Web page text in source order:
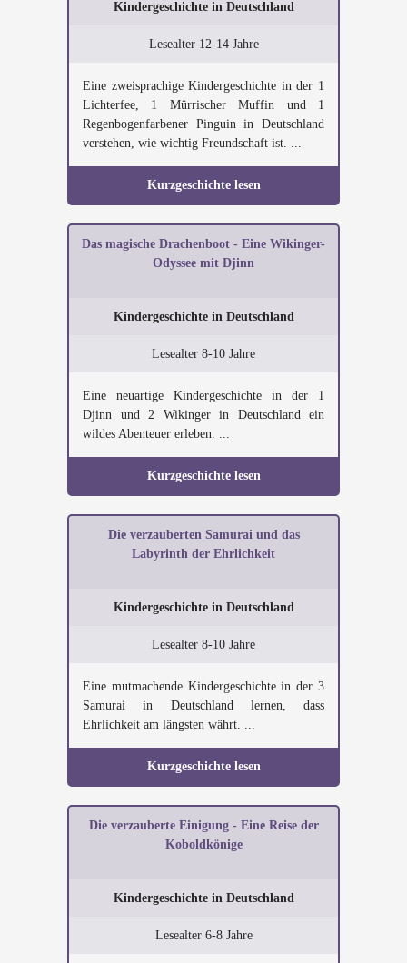
Kindergeschichte in Deutschland
Lesealter 12-14 Jahre
Eine zweisprachige Kindergeschichte in der 1
Lichterfee, 1 Mürrischer Muffin und 1
Regenbogenfarbener Pinguin in Deutschland
verstehen, wie wichtig Freundschaft ist. ...
Kurzgeschichte lesen
Das magische Drachenboot - Eine Wikinger-
Odyssee mit Djinn
Kindergeschichte in Deutschland
Lesealter 8-10 Jahre
Eine neuartige Kindergeschichte in der 1
Djinn und 2 Wikinger in Deutschland ein
wildes Abenteuer erleben. ...
Kurzgeschichte lesen
Die verzauberten Samurai und das
Labyrinth der Ehrlichkeit
Kindergeschichte in Deutschland
Lesealter 8-10 Jahre
Eine mutmachende Kindergeschichte in der 3
Samurai in Deutschland lernen, dass
Ehrlichkeit am längsten währt. ...
Kurzgeschichte lesen
Die verzauberte Einigung - Eine Reise der
Koboldkönige
Kindergeschichte in Deutschland
Lesealter 6-8 Jahre